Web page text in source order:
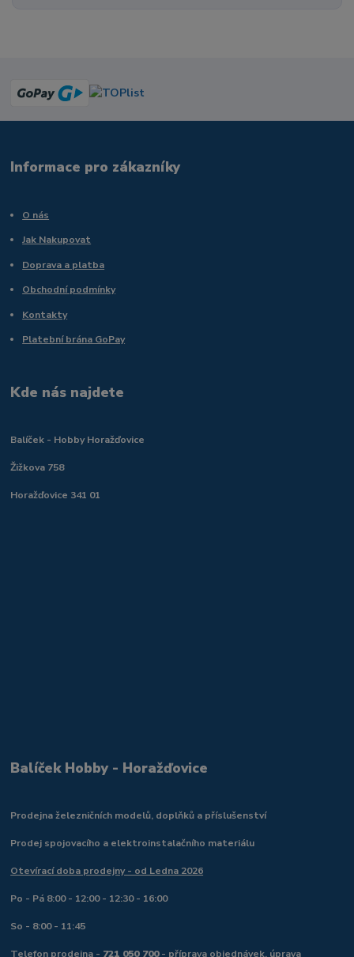
Informace pro zákazníky
O nás
Jak Nakupovat
Doprava a platba
Obchodní podmínky
Kontakty
Platební brána GoPay
Kde nás najdete
Balíček - Hobby Horažďovice
Žižkova 758
Horažďovice 341 01
Balíček Hobby - Horažďovice
Prodejna železničních modelů, doplňků a příslušenství
Prodej spojovacího a elektroinstalačního materiálu
Otevírací doba prodejny - od Ledna 2026
Po - Pá 8:00 - 12:00 - 12:30 - 16:00
So - 8:00 - 11:45
Telefon prodejna - 721 050 700- příprava objednávek, úprava